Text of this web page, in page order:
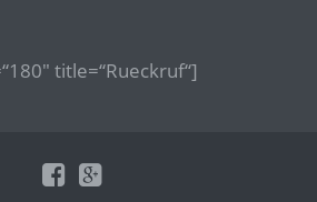
title=“Rueckruf“]